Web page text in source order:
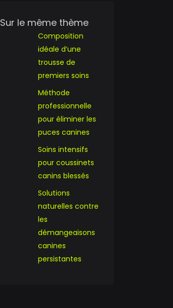
Sur le même thème
Composition
idéale d’une
trousse de
premiers soins
Méthode
professionnelle
pour éliminer les
puces canines
Soins intensifs
pour coussinets
canins blessés
Solutions
naturelles contre
les
démangeaisons
canines
persistantes